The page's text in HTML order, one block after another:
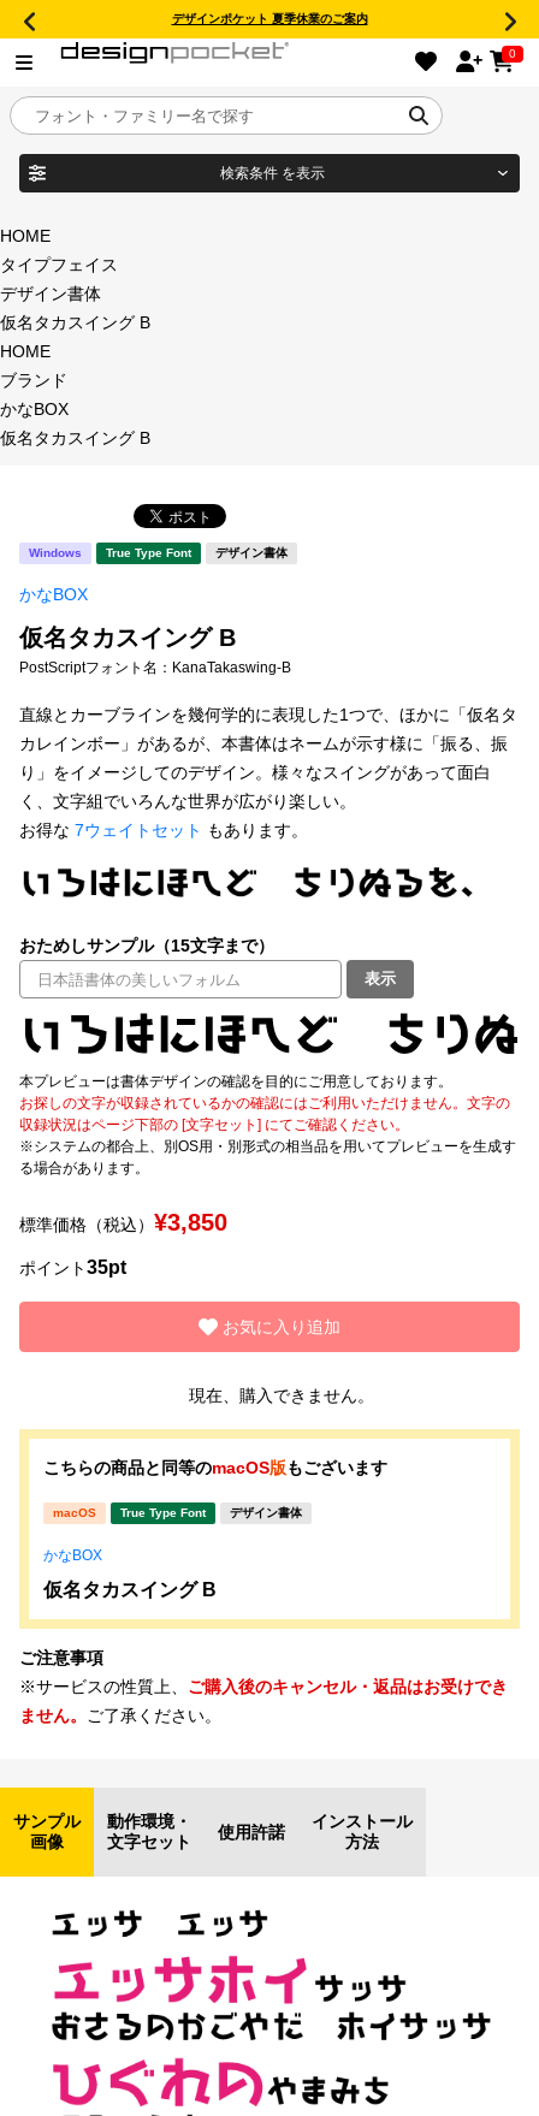
デザインポケット 夏季休業のご案内
0
目的別フォントガイド
特集
年間ライセンス商品
新着一覧
カート
マイページ
お気に入り
ご利用ガイド
よくあるご質問
お問い合わせ
検索条件 を表示
商品名
タイプフェイス
明朝体
宋朝体
教科書体 行書体
草書体 勘亭流
江戸文字 デザイン毛筆
すべてを表示
セット or 単体
文字種類
価格帯
HOME
タイプフェイス
デザイン書体
仮名タカスイング B
HOME
ブランド
かなBOX
仮名タカスイング B
Windows True Type Font デザイン書体
かなBOX
仮名タカスイング B
PostScriptフォント名： KanaTakaswing-B
直線とカーブラインを幾何学的に表現した1つで、ほかに「仮名タ
カレインボー」があるが、本書体はネームが示す様に「振る、振
り」をイメージしてのデザイン。様々なスイングがあって面白
く、文字組でいろんな世界が広がり楽しい。
お得な 7ウェイトセット もあります。
おためしサンプル（15文字まで）
表示
本プレビューは書体デザインの確認を目的にご用意しております。
お探しの文字が収録されているかの確認にはご利用いただけません。文字の
収録状況はページ下部の [文字セット] にてご確認ください。
※システムの都合上、別OS用・別形式の相当品を用いてプレビューを生成す
る場合があります。
標準価格（税込） ¥3,850
ポイント35pt
お気に入り追加
現在、購入できません。
こちらの商品と同等のmacOS版もございます
macOS True Type Font デザイン書体
かなBOX
仮名タカスイング B
ご注意事項
※サービスの性質上、 ご購入後のキャンセル・返品はお受けでき
ません。 ご了承ください。
サンプル
画像
動作環境・
文字セット
使用許諾
インストール
方法